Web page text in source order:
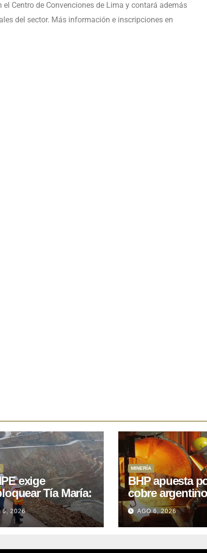
Centro de Convenciones de Lima y contará además
del sector. Más información e inscripciones en
exige
Tía María:
de
que Perú
15 años
6, 2026
MINERÍA
BHP apuesta
cobre
acuerdo con
para siete
AGO 6, 2026